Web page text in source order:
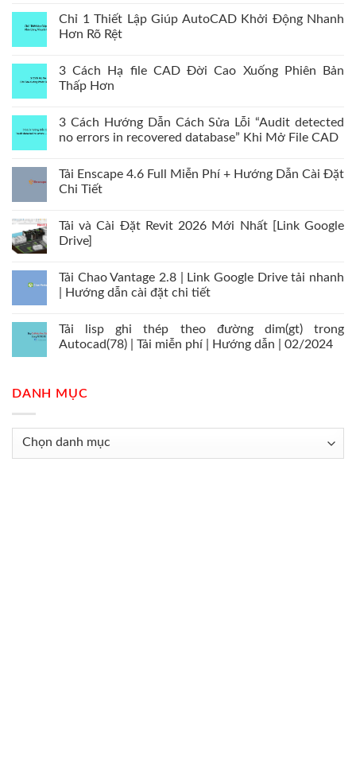
Chỉ 1 Thiết Lập Giúp AutoCAD Khởi Động Nhanh
Hơn Rõ Rệt
3 Cách Hạ file CAD Đời Cao Xuống Phiên Bản
Thấp Hơn
3 Cách Hướng Dẫn Cách Sửa Lỗi “Audit detected
no errors in recovered database” Khi Mở File CAD
Tải Enscape 4.6 Full Miễn Phí + Hướng Dẫn Cài Đặt
Chi Tiết
Tải và Cài Đặt Revit 2026 Mới Nhất [Link Google
Drive]
Tải Chao Vantage 2.8 | Link Google Drive tải nhanh
| Hướng dẫn cài đặt chi tiết
Tải lisp ghi thép theo đường dim(gt) trong
Autocad(78) | Tải miễn phí | Hướng dẫn | 02/2024
DANH MỤC
Danh